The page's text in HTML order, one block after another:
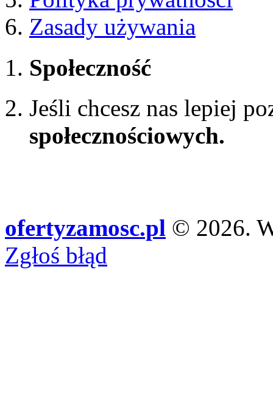
Zasady używania
Społeczność
Jeśli chcesz nas lepiej
społecznościowych.
ofertyzamosc.pl © 2026.
Zgłoś błąd